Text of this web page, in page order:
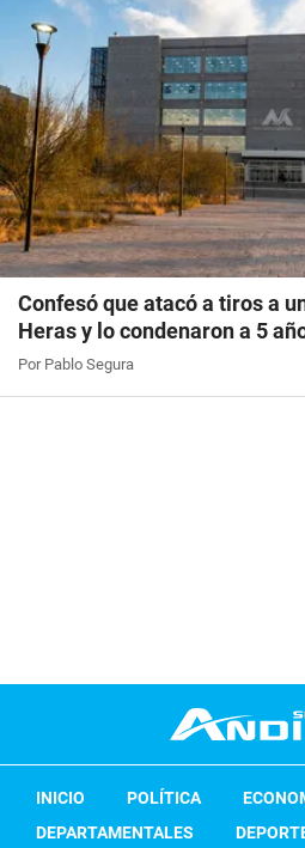
Confesó que atacó a tiros a
Heras y lo condenaron a 5
Por Pablo Segura
INICIO POLÍTICA
DEPARTAMENTALES